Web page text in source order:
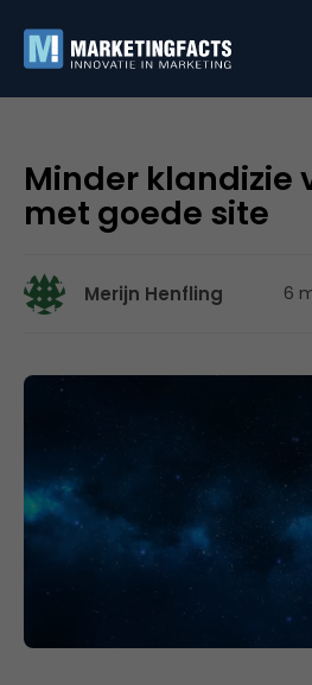
Minder klandizie
met goede site
Merijn Henfling 6